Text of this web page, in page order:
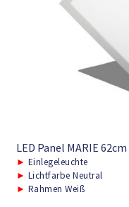
LED Panel MARIE 62cm
► Einlegeleuchte
► Lichtfarbe Neutral
► Rahmen Weiß